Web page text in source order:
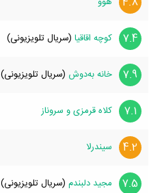
7.4 کوچه اقاقیا (سریال تلویزیونی)
7.9 خانه به‌دوش (سریال تلویزیونی)
7.1 کلاه قرمزی و سروناز
4.2 سیندرلا
7.5 مجید دلبندم (سریال تلویزیونی)